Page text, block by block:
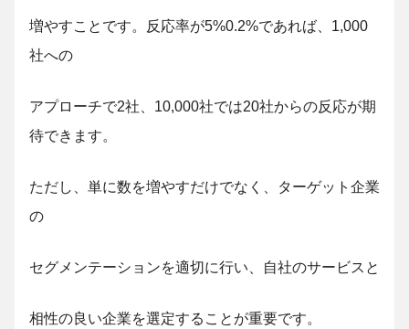
増やすことです。反応率が5%0.2%であれば、1,000
社への
アプローチで2社、10,000社では20社からの反応が期
待できます。
ただし、単に数を増やすだけでなく、ターゲット企業
の
セグメンテーションを適切に行い、自社のサービスと
相性の良い企業を選定することが重要です。